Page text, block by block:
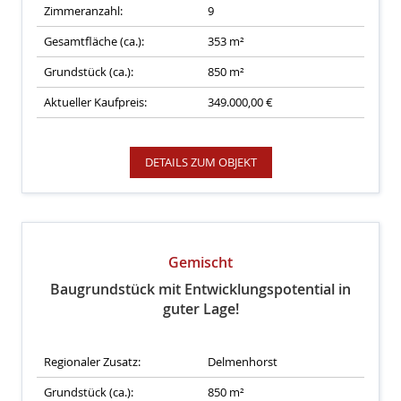
Zimmeranzahl:
9
Gesamtfläche (ca.):
353 m²
Grundstück (ca.):
850 m²
Aktueller Kaufpreis:
349.000,00 €
DETAILS ZUM OBJEKT
Gemischt
Baugrundstück mit Entwicklungspotential in
guter Lage!
Regionaler Zusatz:
Delmenhorst
Grundstück (ca.):
850 m²